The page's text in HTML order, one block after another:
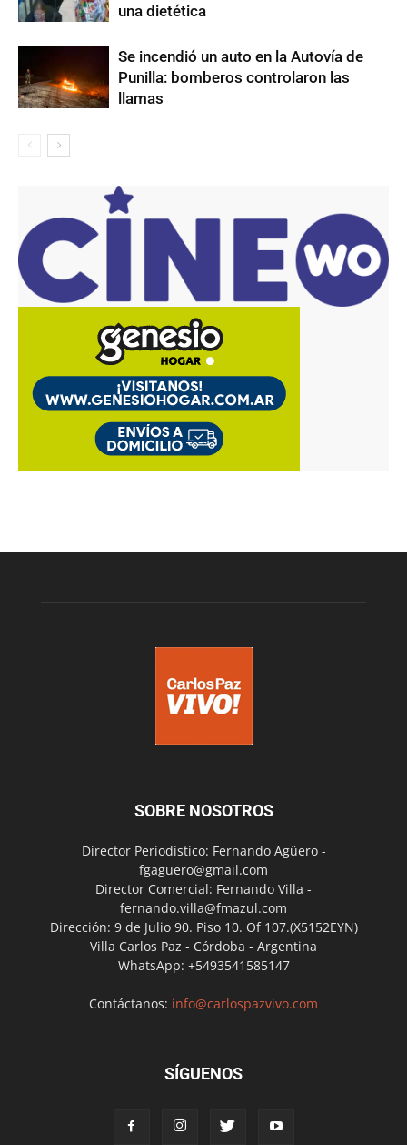
una dietética
Se incendió un auto en la Autovía de
Punilla: bomberos controlaron las
llamas
SOBRE NOSOTROS
Director Periodístico: Fernando Agüero -
fgaguero@gmail.com
Director Comercial: Fernando Villa -
fernando.villa@fmazul.com
Dirección: 9 de Julio 90. Piso 10. Of 107.(X5152EYN)
Villa Carlos Paz - Córdoba - Argentina
WhatsApp: +5493541585147
Contáctanos: info@carlospazvivo.com
SÍGUENOS